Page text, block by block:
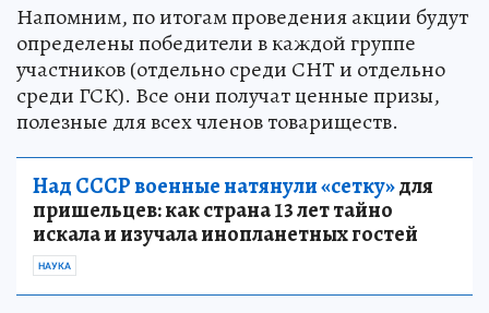
Напомним, по итогам проведения акции будут
определены победители в каждой группе
участников (отдельно среди СНТ и отдельно
среди ГСК). Все они получат ценные призы,
полезные для всех членов товариществ.
Над СССР военные натянули «сетку»для
пришельцев: как страна 13 лет тайно
искала и изучала инопланетных гостей
НАУКА